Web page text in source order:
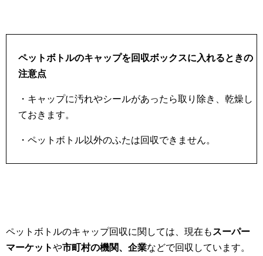
ペットボトルのキャップを回収ボックスに入れるときの
注意点
・キャップに汚れやシールがあったら取り除き、乾燥し
ておきます。
・ペットボトル以外のふたは回収できません。
ペットボトルのキャップ回収に関しては、現在も スーパー
マーケットや市町村の機関、企業などで回収しています。